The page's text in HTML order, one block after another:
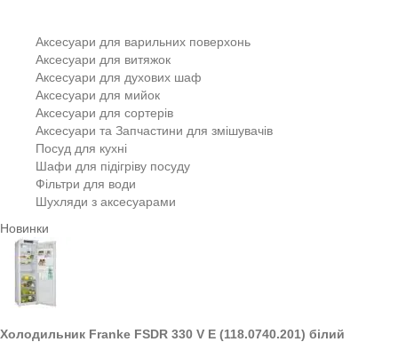
Аксесуари для варильних поверхонь
Аксесуари для витяжок
Аксесуари для духових шаф
Аксесуари для мийок
Аксесуари для сортерів
Аксесуари та Запчастини для змішувачів
Посуд для кухні
Шафи для підігріву посуду
Фільтри для води
Шухляди з аксесуарами
Новинки
Холодильник Franke FSDR 330 V E (118.0740.201) білий